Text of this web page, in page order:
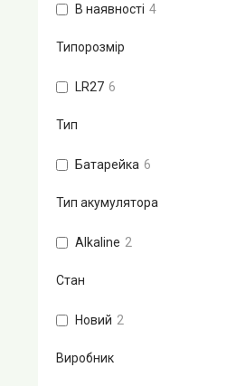
В наявності 4
Типорозмір
LR27 6
Тип
Батарейка 6
Тип акумулятора
Alkaline 2
Стан
Новий 2
Виробник